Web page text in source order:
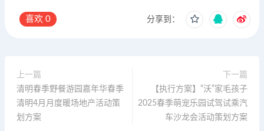
喜欢 0 分享到：
上一篇
清明春季野餐游园嘉年华春季
清明4月月度暖场地产活动策
划方案
下一篇
【执行方案】“沃”家毛孩子
2025春季萌宠乐园试驾试乘汽
车沙龙会活动策划方案